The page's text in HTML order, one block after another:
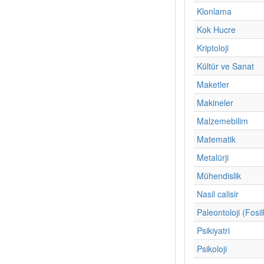
Klonlama
Kok Hucre
Kriptoloji
Kültür ve Sanat
Maketler
Makineler
Malzemebilim
Matematik
Metalürji
Mühendislik
Nasil calisir
Paleontoloji
Psikiyatri
Psikoloji